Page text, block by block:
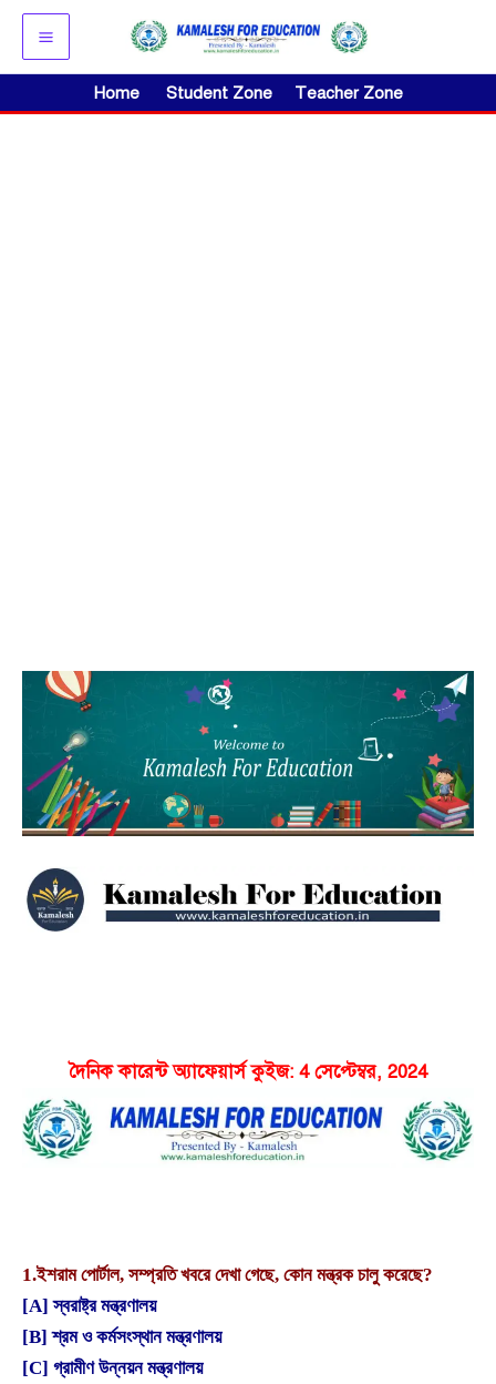
Skip
content
Home Student Zone Teacher Zone
দৈনিক কারেন্ট অ্যাফেয়ার্স কুইজ: 4 সেপ্টেম্বর, 2024
1.ইশরাম পোর্টাল, সম্প্রতি খবরে দেখা গেছে, কোন মন্ত্রক চালু করেছে?
[A] স্বরাষ্ট্র মন্ত্রণালয়
[B] শ্রম ও কর্মসংস্থান মন্ত্রণালয়
[C] গ্রামীণ উন্নয়ন মন্ত্রণালয়